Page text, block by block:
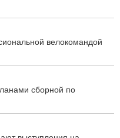
велокомандой
сборной по